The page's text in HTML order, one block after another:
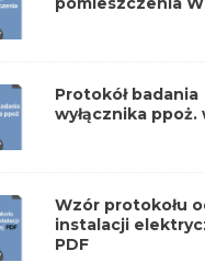
Protokół badania
wyłącznika ppoż.
Wzór protokołu
instalacji
PDF